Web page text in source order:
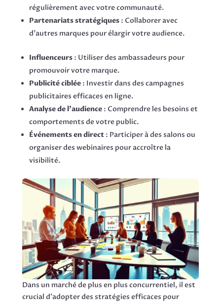
régulièrement avec votre communauté.
Partenariats stratégiques: Collaborer avec
d’autres marques pour élargir votre audience.
Influenceurs: Utiliser des ambassadeurs pour
promouvoir votre marque.
Publicité ciblée: Investir dans des campagnes
publicitaires efficaces en ligne.
Analyse de l’audience: Comprendre les besoins et
comportements de votre public.
Événements en direct: Participer à des salons ou
organiser des webinaires pour accroître la
visibilité.
Dans un marché de plus en plus concurrentiel, il est
crucial d’adopter des stratégies efficaces pour